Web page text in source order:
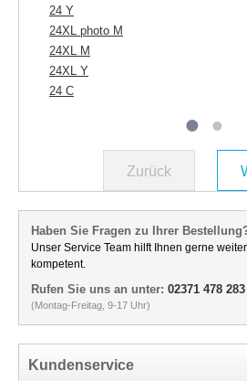
24 Y
24XL photo M
24XL M
24XL Y
24 C
Zurück
Haben Sie Fragen zu Ihrer
Unser Service Team hilft Ihnen gerne
kompetent.
Rufen Sie uns an unter: 02371 478
(Montag-Freitag, 9-17 Uhr)
Kundenservice